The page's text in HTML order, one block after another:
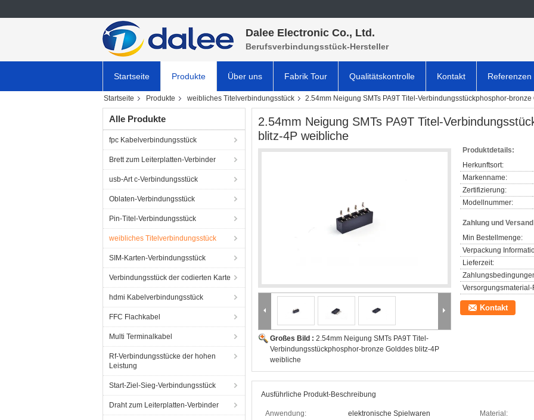
Dalee Electronic Co., Ltd.
Berufsverbindungsstück-Hersteller
Startseite Produkte Über uns Fabrik Tour Qualitätskontrolle Kontakt Referenzen
Startseite Produkte weibliches Titelverbindungsstück 2.54mm Neigung SMTs PA9T Titel-Verbindungsstückphosphor-
Alle Produkte
fpc Kabelverbindungsstück
Brett zum Leiterplatten-Verbinder
usb-Art c-Verbindungsstück
Oblaten-Verbindungsstück
Pin-Titel-Verbindungsstück
weibliches Titelverbindungsstück
SIM-Karten-Verbindungsstück
Verbindungsstück der codierten Karte
hdmi Kabelverbindungsstück
FFC Flachkabel
Multi Terminalkabel
Rf-Verbindungsstücke der hohen
Leistung
Start-Ziel-Sieg-Verbindungsstück
Draht zum Leiterplatten-Verbinder
2.54mm Neigung SMTs PA9T Titel-
blitz-4P weibliche
Großes Bild : 2.54mm Neigung SMTs PA9T Titel-
Verbindungsstückphosphor-bronze Golddes blitz-4P
weibliche
Produktdetails:
Herkunftsort:
Markenname:
Zertifizierung:
Modellnummer:
Zahlung und
Min Bestellmenge:
Verpackung
Lieferzeit:
Kontakt
Ausführliche Produkt-Beschreibung
Anwendung: elektronische Spielwaren Material: